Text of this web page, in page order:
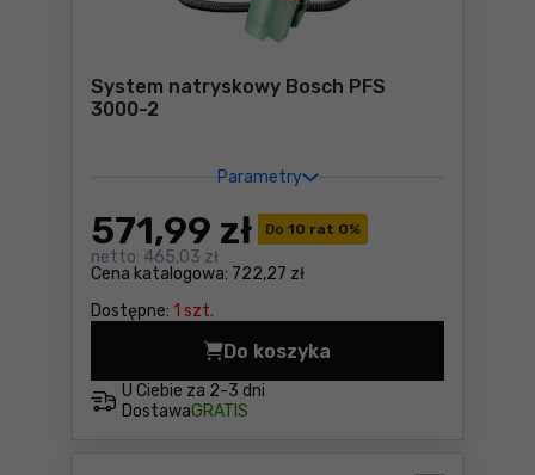
System natryskowy Bosch PFS
3000-2
Parametry
Do 10 rat 0%
Cena katalogowa: 722,27 zł
571,99 zł
netto: 465,03 zł
Dostępne: 1 szt.
U Ciebie za 2-3 dni
DostawaGRATIS
Do koszyka
System natryskowy Bosch